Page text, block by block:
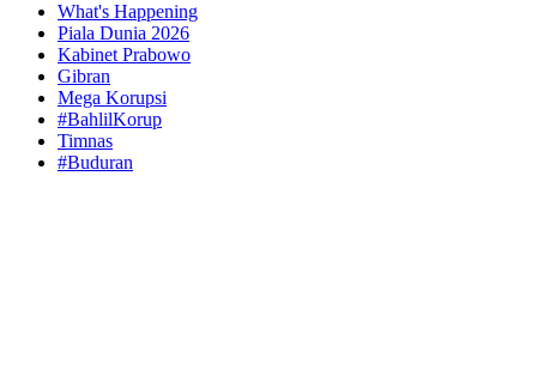
What's Happening
Piala Dunia 2026
Kabinet Prabowo
Gibran
Mega Korupsi
#BahlilKorup
Timnas
#Buduran